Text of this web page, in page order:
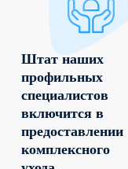
Штат наших
профильных
специалистов
включится в
предоставлении
комплексного